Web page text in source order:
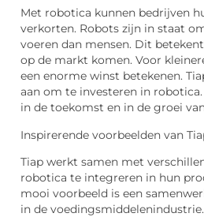
Met robotica kunnen bedrijven
verkorten. Robots zijn in staat
voeren dan mensen. Dit
op de markt komen. Voor
een enorme winst betekenen.
aan om te investeren in
in de toekomst en in de groei
Inspirerende voorbeelden van
Tiap werkt samen met
robotica te integreren in hun
mooi voorbeeld is een
in de